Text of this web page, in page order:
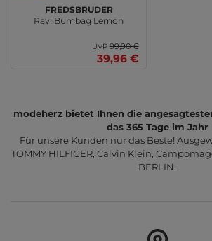
FREDsBRUDER
Ravi Bumbag Lemon
UVP99,90 €
39,96 €
modeherz bietet Ihnen die
das 365 Tage im Jahr
Für unsere Kunden nur das Beste!
TOMMY HILFIGER, Calvin Klein,
BERLIN.